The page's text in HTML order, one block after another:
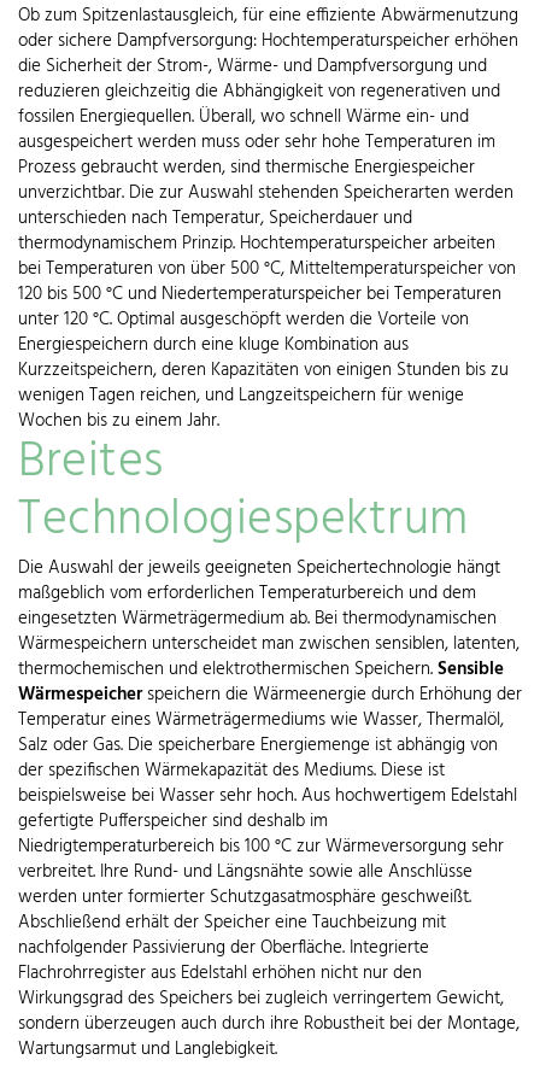
Ob zum Spitzenlastausgleich, für eine effiziente Abwärmenutzung
oder sichere Dampfversorgung: Hochtemperaturspeicher erhöhen
die Sicherheit der Strom-, Wärme- und Dampfversorgung und
reduzieren gleichzeitig die Abhängigkeit von regenerativen und
fossilen Energiequellen. Überall, wo schnell Wärme ein- und
ausgespeichert werden muss oder sehr hohe Temperaturen im
Prozess gebraucht werden, sind thermische Energiespeicher
unverzichtbar. Die zur Auswahl stehenden Speicherarten werden
unterschieden nach Temperatur, Speicherdauer und
thermodynamischem Prinzip. Hochtemperaturspeicher arbeiten
bei Temperaturen von über 500 °C, Mitteltemperaturspeicher von
120 bis 500 °C und Niedertemperaturspeicher bei Temperaturen
unter 120 °C. Optimal ausgeschöpft werden die Vorteile von
Energiespeichern durch eine kluge Kombination aus
Kurzzeitspeichern, deren Kapazitäten von einigen Stunden bis zu
wenigen Tagen reichen, und Langzeitspeichern für wenige
Wochen bis zu einem Jahr.
Breites
Technologiespektrum
Die Auswahl der jeweils geeigneten Speichertechnologie hängt
maßgeblich vom erforderlichen Temperaturbereich und dem
eingesetzten Wärmeträgermedium ab. Bei thermodynamischen
Wärmespeichern unterscheidet man zwischen sensiblen, latenten,
thermochemischen und elektrothermischen Speichern.Sensible
Wärmespeicherspeichern die Wärmeenergie durch Erhöhung der
Temperatur eines Wärmeträgermediums wie Wasser, Thermalöl,
Salz oder Gas. Die speicherbare Energiemenge ist abhängig von
der spezifischen Wärmekapazität des Mediums. Diese ist
beispielsweise bei Wasser sehr hoch. Aus hochwertigem Edelstahl
gefertigte Pufferspeicher sind deshalb im
Niedrigtemperaturbereich bis 100 °C zur Wärmeversorgung sehr
verbreitet. Ihre Rund- und Längsnähte sowie alle Anschlüsse
werden unter formierter Schutzgasatmosphäre geschweißt.
Abschließend erhält der Speicher eine Tauchbeizung mit
nachfolgender Passivierung der Oberfläche. Integrierte
Flachrohrregister aus Edelstahl erhöhen nicht nur den
Wirkungsgrad des Speichers bei zugleich verringertem Gewicht,
sondern überzeugen auch durch ihre Robustheit bei der Montage,
Wartungsarmut und Langlebigkeit.